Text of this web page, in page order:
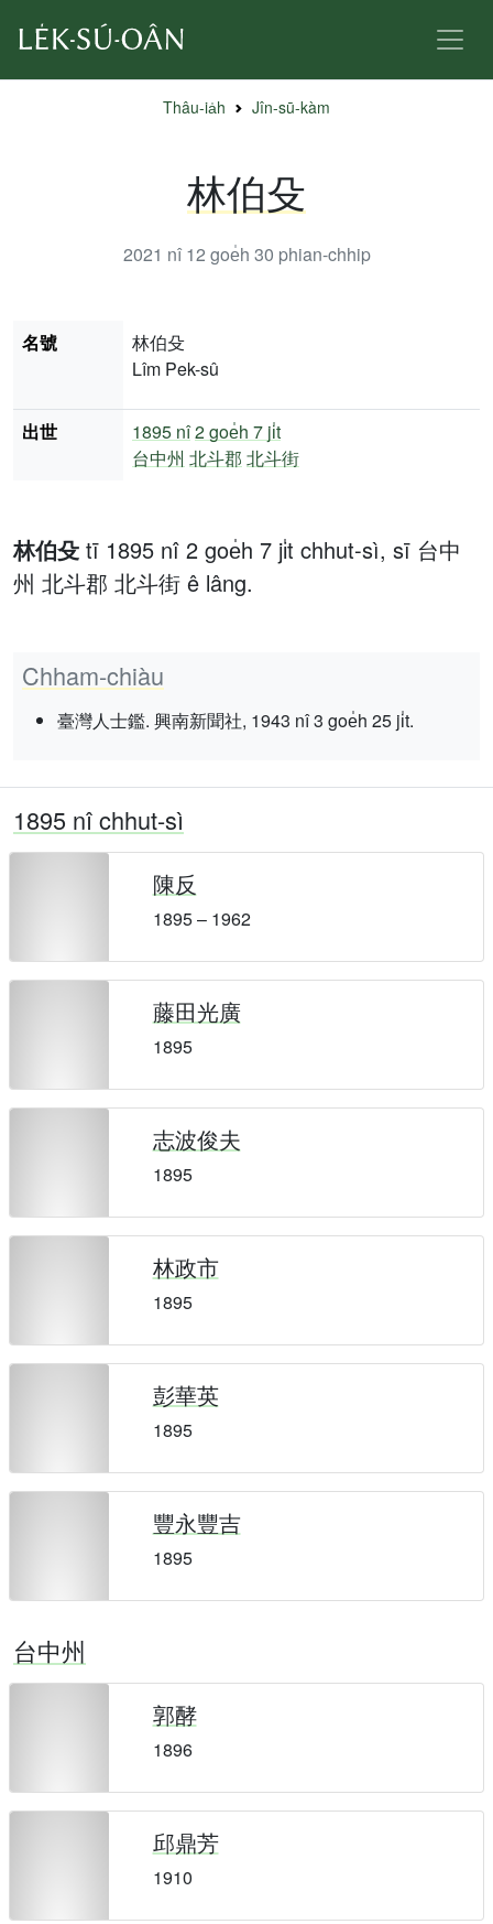
Thâu-ia̍h Jîn-sū-kàm
林伯殳
2021 nî 12 goe̍h 30 phian-chhip
林伯殳 tī 1895 nî 2 goe̍h 7 ji̍t chhut-sì, sī 台中
州 北斗郡 北斗街 ê lâng.
Chham-chiàu
臺灣人士鑑. 興南新聞社, 1943 nî 3 goe̍h 25 ji̍t.
名號
林伯殳
Lîm Pek-sû
出世 1895 nî2 goe̍h 7 ji̍t
台中州 北斗郡 北斗街
1895 nî chhut-sì
陳反
1895 – 1962
藤田光廣
1895
志波俊夫
1895
林政市
1895
彭華英
1895
豐永豐吉
1895
台中州
郭酵
1896
邱鼎芳
1910